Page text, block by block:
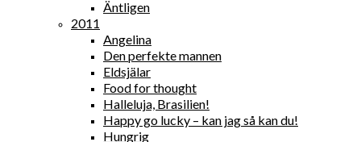
Äntligen
2011
Angelina
Den perfekte mannen
Eldsjälar
Food for thought
Halleluja, Brasilien!
Happy go lucky – kan jag så kan du!
Hungrig